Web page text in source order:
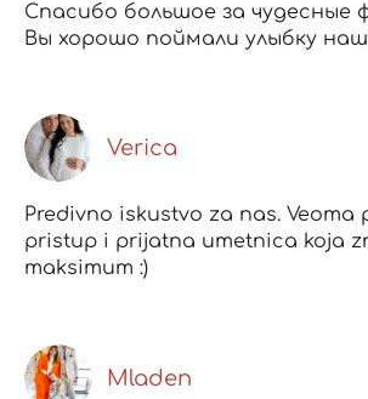
Спасибо большое за чудесные
Вы хорошо поймали улыбку
Verica
Predivno iskustvo za nas. Veoma
pristup i prijatna umetnica koja
maksimum :)
Mladen